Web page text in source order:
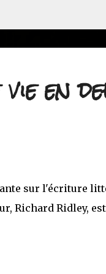
en
sur l'écriture
Richard Ridley,